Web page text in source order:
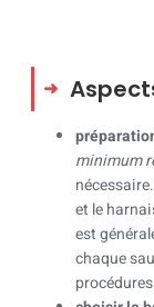
minimum
et le
est
chaque